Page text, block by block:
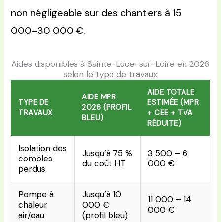
non négligeable sur des chantiers à 15
000–30 000 €.
Aides disponibles à Sainte-Luce-sur-Loire en 2026
selon le type de travaux
TYPE DE
TRAVAUX
AIDE MPR
2026 (PROFIL
BLEU)
AIDE TOTALE
ESTIMÉE (MPR
+ CEE + TVA
RÉDUITE)
Isolation des
combles
perdus
Jusqu’à 75 %
du coût HT
3 500 – 6
000 €
Pompe à
chaleur
air/eau
Jusqu’à 10
000 €
(profil bleu)
11 000 – 14
000 €